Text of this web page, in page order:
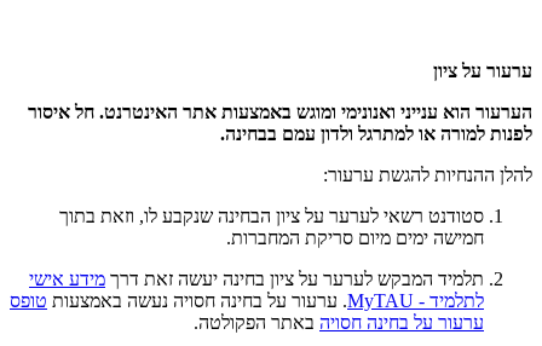
ערעור על ציון
הערעור הוא ענייני ואנונימי ומוגש באמצעות אתר האינטרנט. חל איסור
לפנות למורה או למתרגל ולדון עמם בבחינה.
להלן ההנחיות להגשת ערעור:
סטודנט רשאי לערער על ציון הבחינה שנקבע לו, וזאת בתוך
חמישה ימים מיום סריקת המחברות.
תלמיד המבקש לערער על ציון בחינה יעשה זאת דרך מידע אישי
לתלמיד - MyTAU
. ערעור על בחינה חסויה נעשה באמצעות טופס
ערעור על בחינה חסויה באתר הפקולטה.